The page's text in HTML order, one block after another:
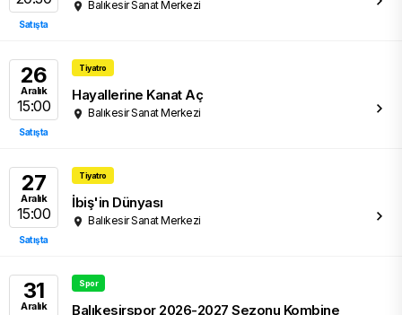
Satışta
Balıkesir Sanat Merkezi
26
Aralık
15:00
Satışta
Tiyatro
Hayallerine Kanat Aç
Balıkesir Sanat Merkezi
27
Aralık
15:00
Satışta
Tiyatro
İbiş'in Dünyası
Balıkesir Sanat Merkezi
31
Aralık
Spor
Balıkesirspor 2026-2027 Sezonu Kombine